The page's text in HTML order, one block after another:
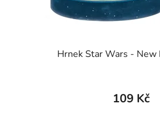
Hrnek Star Wars - New
109 Kč